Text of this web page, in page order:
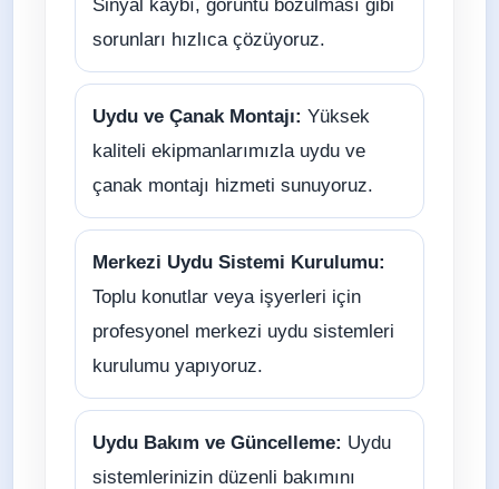
Sinyal kaybı, görüntü bozulması gibi
sorunları hızlıca çözüyoruz.
Uydu ve Çanak Montajı: Yüksek
kaliteli ekipmanlarımızla uydu ve
çanak montajı hizmeti sunuyoruz.
Merkezi Uydu Sistemi Kurulumu:
Toplu konutlar veya işyerleri için
profesyonel merkezi uydu sistemleri
kurulumu yapıyoruz.
Uydu Bakım ve Güncelleme: Uydu
sistemlerinizin düzenli bakımını